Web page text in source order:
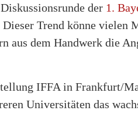
der 1.
Trend könne vielen
aus dem Handwerk die
IFFA in Frankfurt/
Universitäten das